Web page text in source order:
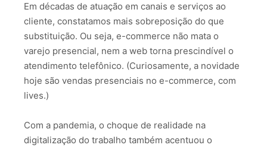
Em décadas de atuação em canais e serviços ao
cliente, constatamos mais sobreposição do que
substituição. Ou seja, e-commerce não mata o
varejo presencial, nem a web torna prescindível o
atendimento telefônico. (Curiosamente, a novidade
hoje são vendas presenciais no e-commerce, com
lives.)
Com a pandemia, o choque de realidade na
digitalização do trabalho também acentuou o